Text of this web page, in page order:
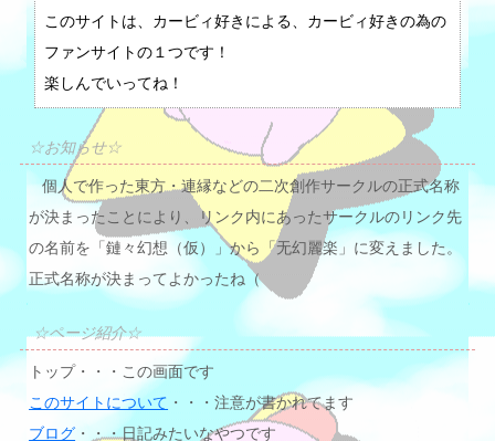
このサイトは、カービィ好きによる、カービィ好きの為の
ファンサイトの１つです！
楽しんでいってね！
☆お知らせ☆
個人で作った東方・連縁などの二次創作サークルの正式名称
が決まったことにより、リンク内にあったサークルのリンク先
の名前を「鏈々幻想（仮）」から「无幻麗楽」に変えました。
正式名称が決まってよかったね（
☆ページ紹介☆
トップ・・・この画面です
このサイトについて ・・・注意が書かれてます
ブログ ・・・日記みたいなやつです